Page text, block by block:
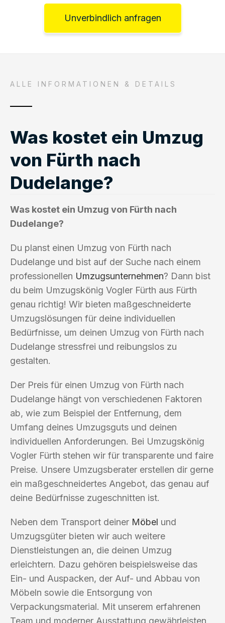
Unverbindlich anfragen
ALLE INFORMATIONEN & DETAILS
Was kostet ein Umzug
von Fürth nach
Dudelange?
Was kostet ein Umzug von Fürth nach
Dudelange?
Du planst einen Umzug von Fürth nach
Dudelange und bist auf der Suche nach einem
professionellen Umzugsunternehmen? Dann bist
du beim Umzugskönig Vogler Fürth aus Fürth
genau richtig! Wir bieten maßgeschneiderte
Umzugslösungen für deine individuellen
Bedürfnisse, um deinen Umzug von Fürth nach
Dudelange stressfrei und reibungslos zu
gestalten.
Der Preis für einen Umzug von Fürth nach
Dudelange hängt von verschiedenen Faktoren
ab, wie zum Beispiel der Entfernung, dem
Umfang deines Umzugsguts und deinen
individuellen Anforderungen. Bei Umzugskönig
Vogler Fürth stehen wir für transparente und faire
Preise. Unsere Umzugsberater erstellen dir gerne
ein maßgeschneidertes Angebot, das genau auf
deine Bedürfnisse zugeschnitten ist.
Neben dem Transport deiner Möbel und
Umzugsgüter bieten wir auch weitere
Dienstleistungen an, die deinen Umzug
erleichtern. Dazu gehören beispielsweise das
Ein- und Auspacken, der Auf- und Abbau von
Möbeln sowie die Entsorgung von
Verpackungsmaterial. Mit unserem erfahrenen
Team und moderner Ausstattung gewährleisten